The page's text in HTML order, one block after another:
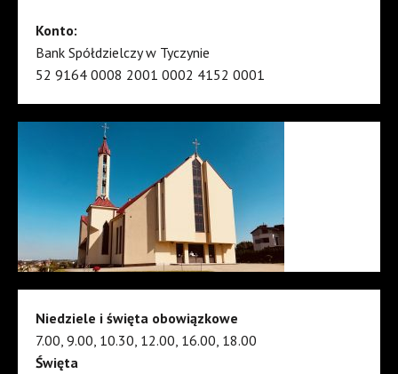
Konto:
Bank Spółdzielczy w Tyczynie
52 9164 0008 2001 0002 4152 0001
Niedziele i święta obowiązkowe
7.00, 9.00, 10.30, 12.00, 16.00, 18.00
Święta